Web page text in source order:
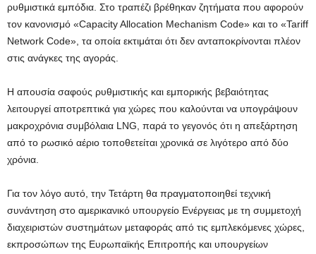
ρυθμιστικά εμπόδια. Στο τραπέζι βρέθηκαν ζητήματα που αφορούν
τον κανονισμό «Capacity Allocation Mechanism Code» και το «Tariff
Network Code», τα οποία εκτιμάται ότι δεν ανταποκρίνονται πλέον
στις ανάγκες της αγοράς.
Η απουσία σαφούς ρυθμιστικής και εμπορικής βεβαιότητας
λειτουργεί αποτρεπτικά για χώρες που καλούνται να υπογράψουν
μακροχρόνια συμβόλαια LNG, παρά το γεγονός ότι η απεξάρτηση
από το ρωσικό αέριο τοποθετείται χρονικά σε λιγότερο από δύο
χρόνια.
Για τον λόγο αυτό, την Τετάρτη θα πραγματοποιηθεί τεχνική
συνάντηση στο αμερικανικό υπουργείο Ενέργειας με τη συμμετοχή
διαχειριστών συστημάτων μεταφοράς από τις εμπλεκόμενες χώρες,
εκπροσώπων της Ευρωπαϊκής Επιτροπής και υπουργείων